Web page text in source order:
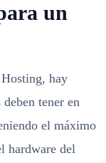
un
hay
tener en
el máximo
hardware del